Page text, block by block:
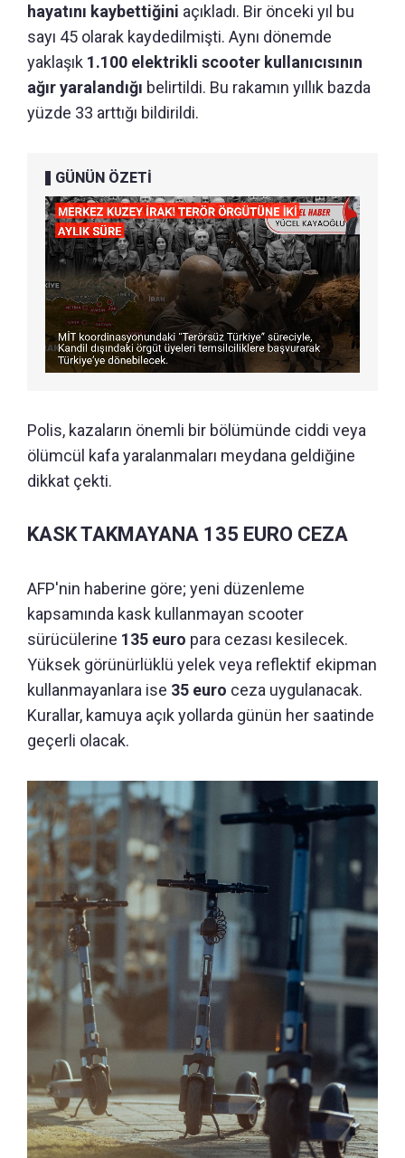
hayatını kaybettiğini açıkladı. Bir önceki yıl bu
sayı 45 olarak kaydedilmişti. Aynı dönemde
yaklaşık 1.100 elektrikli scooter kullanıcısının
ağır yaralandığı belirtildi. Bu rakamın yıllık bazda
yüzde 33 arttığı bildirildi.
GÜNÜN ÖZETİ
Polis, kazaların önemli bir bölümünde ciddi veya
ölümcül kafa yaralanmaları meydana geldiğine
dikkat çekti.
KASK TAKMAYANA 135 EURO CEZA
AFP'nin haberine göre; yeni düzenleme
kapsamında kask kullanmayan scooter
sürücülerine 135 euro para cezası kesilecek.
Yüksek görünürlüklü yelek veya reflektif ekipman
kullanmayanlara ise 35 euro ceza uygulanacak.
Kurallar, kamuya açık yollarda günün her saatinde
geçerli olacak.